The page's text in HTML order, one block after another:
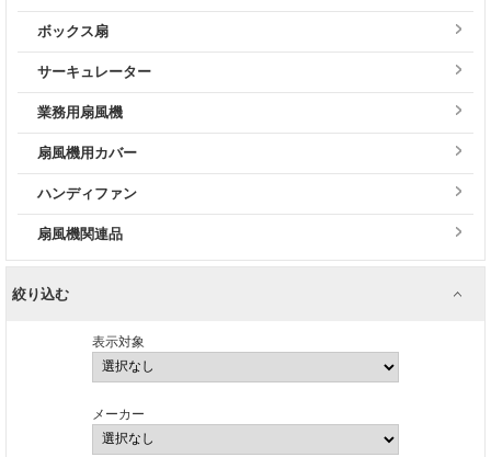
ボックス扇
サーキュレーター
業務用扇風機
扇風機用カバー
ハンディファン
扇風機関連品
絞り込む
表示対象
メーカー